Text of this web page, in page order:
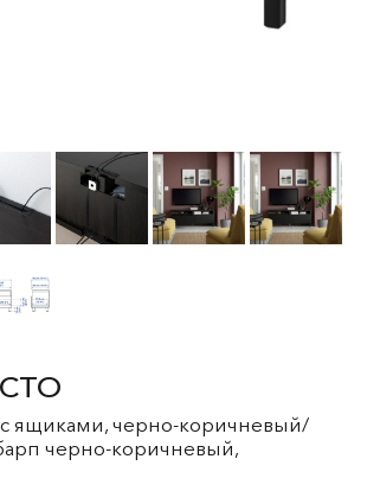
ящиками, черно-коричневый/
черно-коричневый,